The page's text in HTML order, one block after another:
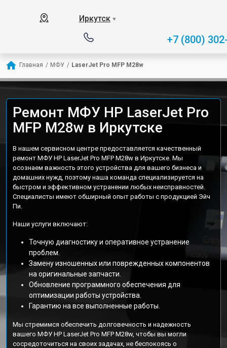
Иркутск ▼
+7 (800)
Главная / МФУ / LaserJet Pro MFP M28w
Ремонт МФУ HP LaserJet Pro
MFP M28w в Иркутске
В нашем сервисном центре предоставляется качественный
ремонт МФУ HP LaserJet Pro MFP M28w в Иркутске. Мы
осознаем важность этого устройства для вашего бизнеса и
домашних нужд, поэтому наша команда специализируется на
быстром и эффективном устранении любых неисправностей.
Специалисты имеют обширный опыт работы с продукцией Эйч
Пи.
Наши услуги включают:
Точную диагностику и оперативное устранение
проблем.
Замену изношенных или поврежденных компонентов
на оригинальные запчасти.
Обновление программного обеспечения для
оптимизации работы устройства.
Гарантию на все выполненные работы.
Мы стремимся обеспечить долговечность и надежность
вашего МФУ HP LaserJet Pro MFP M28w, чтобы вы могли
сосредоточиться на своих задачах, не беспокоясь о